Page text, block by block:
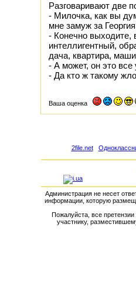
Разговаривают две
- Милочка, как вы
мне замуж за
- Конечно выходите,
интеллигентный,
дача, квартира,
- А может, он это
- Да кто ж такому
Ваша оценка
2file.net
Администрация не несет
информации, которую
Пожалуйста, все претензии
участнику,